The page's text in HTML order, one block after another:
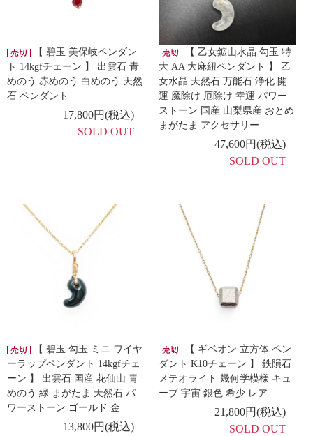
【 碧玉 美保岐ペンダン
ト 14kgfチェーン 】 出雲石 青
めのう 赤めのう 白めのう 天然
石 ペンダント
17,800円(税込)
SOLD OUT
【 乙女鉱山水晶 勾玉 特
大 AA 大麻紐ペンダント 】 乙
女水晶 天然石 万能石 浄化 開
運 魔除け 厄除け 幸運 パワー
ストーン 国産 山梨県産 おとめ
まがたま アクセサリー
47,600円(税込)
SOLD OUT
【 碧玉 勾玉 ミニ ワイヤ
ーラップペンダント 14kgfチェ
ーン 】 出雲石 国産 花仙山 青
めのう 緑 まがたま 天然石 パ
ワーストーン ゴールド 金
13,800円(税込)
【 ギベオン 立方体 ペン
ダント K10チェーン 】 鉄隕石
メテオライト 幾何学模様 キュ
ーブ 宇宙 銀色 希少 レア
21,800円(税込)
SOLD OUT